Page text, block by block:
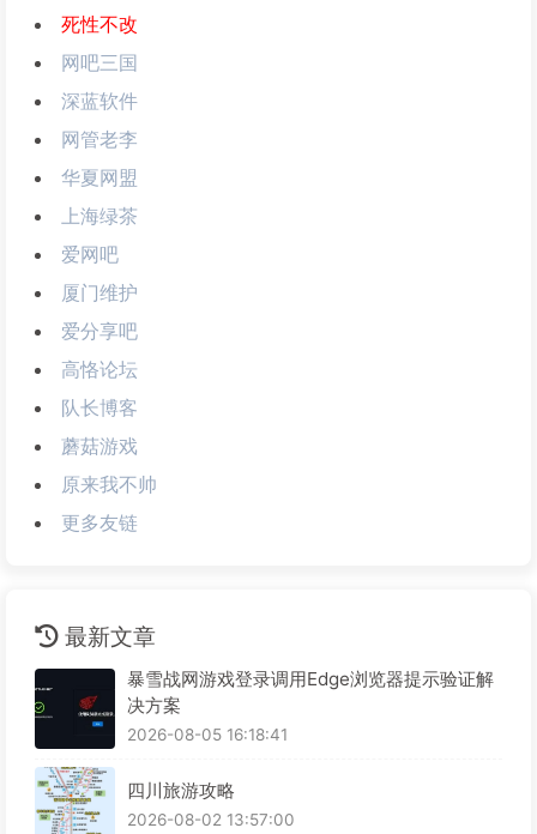
死性不改
网吧三国
深蓝软件
网管老李
华夏网盟
上海绿茶
爱网吧
厦门维护
爱分享吧
高恪论坛
队长博客
蘑菇游戏
原来我不帅
更多友链
最新文章
暴雪战网游戏登录调用Edge浏览器提示验证解
决方案
2026-08-05 16:18:41
四川旅游攻略
2026-08-02 13:57:00